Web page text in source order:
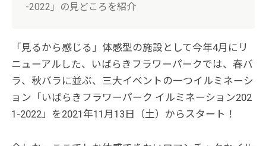
-2022」の見どころを紹介
「見るから感じる」体感型の施設として今年4月にリ
ニューアルした、いばらきフラワーパークでは、春バ
ラ、秋バラに並ぶ、三大イベントの一つイルミネーシ
ョン「いばらきフラワーパーク イルミネーション202
1-2022」を2021年11月13日（土）からスタート！